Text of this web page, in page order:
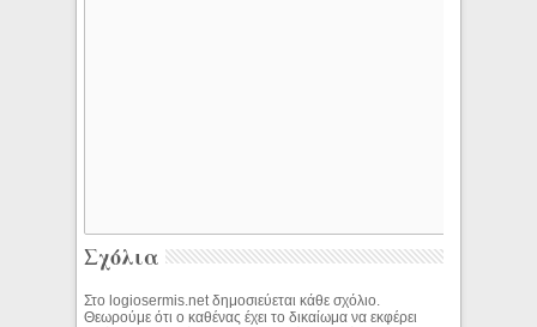
Σχόλια
Στο logiosermis.net δημοσιεύεται κάθε σχόλιο.
Θεωρούμε ότι ο καθένας έχει το δικαίωμα να εκφέρει